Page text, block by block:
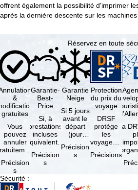
offrent également la possibilité d'imprimer
après la dernière descente sur les
Réservez en toute
&
gratuites
Vous
pouvez
annuler
suivant
la
Précision
s
Garantie-
Best-
Price
Si, à
prestations
incluses
équivalentes
réserve de
disponibilités,
Précision
s
Garantie
Neige
Si 5 jours
avant le
départ
(jour
d'arrivée),
tous les
domaines
Précision
s
Protection
du prix du
voyage
DRSF
protège
les
voyageurs
réservent
Précisions
La
Sécurité :